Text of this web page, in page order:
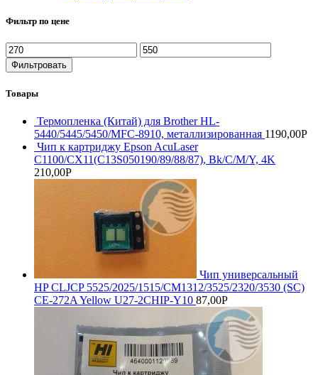
Фильтр по цене
Минимальная
цена
Максимальная
цена
Фильтровать
Товары
Термопленка (Китай) для Brother HL-
5440/5445/5450/MFC-8910, металлизированная 1190,00Р
Чип к картриджу Epson AcuLaser
C1100/CX11(C13S050190/89/88/87), Bk/C/M/Y, 4K
210,00Р
Чип универсальный
HP CLJCP 5525/2025/1515/CM1312/3525/2320/3530 (SC)
CE-272A Yellow U27-2CHIP-Y10 87,00Р